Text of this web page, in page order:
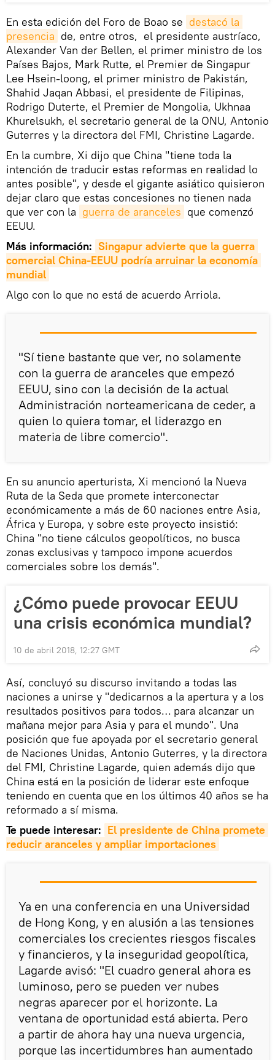
En esta edición del Foro de Boao se destacó la
presencia de, entre otros, el presidente austríaco,
Alexander Van der Bellen, el primer ministro de los
Países Bajos, Mark Rutte, el Premier de Singapur
Lee Hsein-loong, el primer ministro de Pakistán,
Shahid Jaqan Abbasi, el presidente de Filipinas,
Rodrigo Duterte, el Premier de Mongolia, Ukhnaa
Khurelsukh, el secretario general de la ONU, Antonio
Guterres y la directora del FMI, Christine Lagarde.
En la cumbre, Xi dijo que China "tiene toda la
intención de traducir estas reformas en realidad lo
antes posible", y desde el gigante asiático quisieron
dejar claro que estas concesiones no tienen nada
que ver con la guerra de aranceles que comenzó
EEUU.
Más información: Singapur advierte que la guerra
comercial China-EEUU podría arruinar la economía
mundial
Algo con lo que no está de acuerdo Arriola.
"Sí tiene bastante que ver, no solamente
con la guerra de aranceles que empezó
EEUU, sino con la decisión de la actual
Administración norteamericana de ceder, a
quien lo quiera tomar, el liderazgo en
materia de libre comercio".
En su anuncio aperturista, Xi mencionó la Nueva
Ruta de la Seda que promete interconectar
económicamente a más de 60 naciones entre Asia,
África y Europa, y sobre este proyecto insistió:
China "no tiene cálculos geopolíticos, no busca
zonas exclusivas y tampoco impone acuerdos
comerciales sobre los demás".
¿Cómo puede provocar EEUU
una crisis económica mundial?
10 de abril 2018, 12:27 GMT
Así, concluyó su discurso invitando a todas las
naciones a unirse y "dedicarnos a la apertura y a los
resultados positivos para todos… para alcanzar un
mañana mejor para Asia y para el mundo". Una
posición que fue apoyada por el secretario general
de Naciones Unidas, Antonio Guterres, y la directora
del FMI, Christine Lagarde, quien además dijo que
China está en la posición de liderar este enfoque
teniendo en cuenta que en los últimos 40 años se ha
reformado a sí misma.
Te puede interesar: El presidente de China promete
reducir aranceles y ampliar importaciones
Ya en una conferencia en una Universidad
de Hong Kong, y en alusión a las tensiones
comerciales los crecientes riesgos fiscales
y financieros, y la inseguridad geopolítica,
Lagarde avisó: "El cuadro general ahora es
luminoso, pero se pueden ver nubes
negras aparecer por el horizonte. La
ventana de oportunidad está abierta. Pero
a partir de ahora hay una nueva urgencia,
porque las incertidumbres han aumentado